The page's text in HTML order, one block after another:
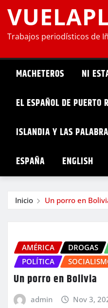
Trabajos periodísticos de
MACHETEROS NI
EL ESPAÑOL DE PUERTO
ISLANDIA Y LAS
ESPAÑA ENGLISH
Inicio Un porro en
AMÉRICA DROGAS
POLÍTICA
Un porro en Bolivia
admin Nov 3,